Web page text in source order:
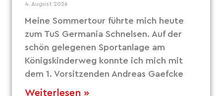
4. August 2026
Meine Sommertour führte mich heute
zum TuS Germania Schnelsen. Auf der
schön gelegenen Sportanlage am
Königskinderweg konnte ich mich mit
dem 1. Vorsitzenden Andreas Gaefcke
Weiterlesen »